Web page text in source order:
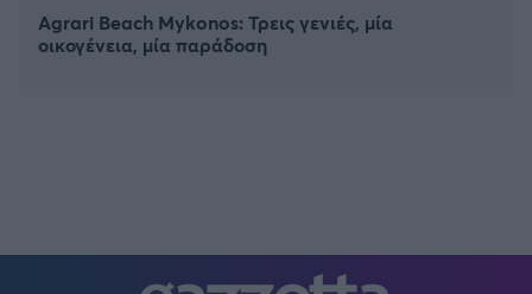
Agrari Beach Mykonos: Τρεις γενιές, μία
οικογένεια, μία παράδοση